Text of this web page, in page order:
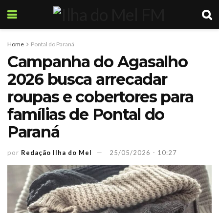
Home Pontal do Paraná
Campanha do Agasalho
2026 busca arrecadar
roupas e cobertores para
famílias de Pontal do
Paraná
por Redação Ilha do Mel 25/05/2026 - 10:27